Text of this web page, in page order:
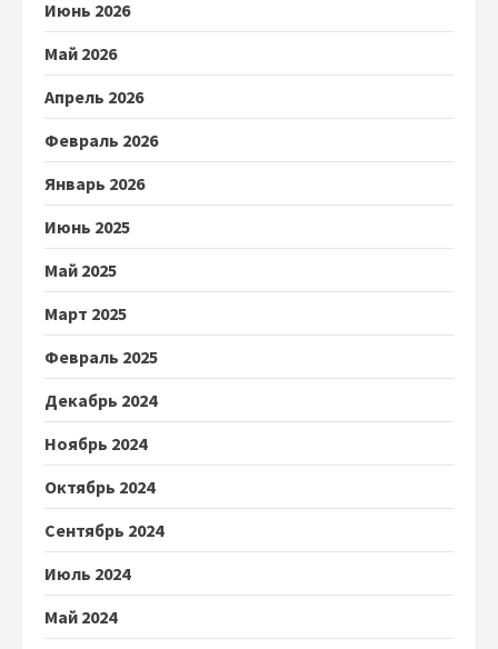
Июнь 2026
Май 2026
Апрель 2026
Февраль 2026
Январь 2026
Июнь 2025
Май 2025
Март 2025
Февраль 2025
Декабрь 2024
Ноябрь 2024
Октябрь 2024
Сентябрь 2024
Июль 2024
Май 2024